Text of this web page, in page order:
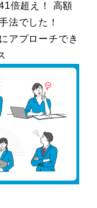
倍超え！ 高額
法でした！
アプローチでき